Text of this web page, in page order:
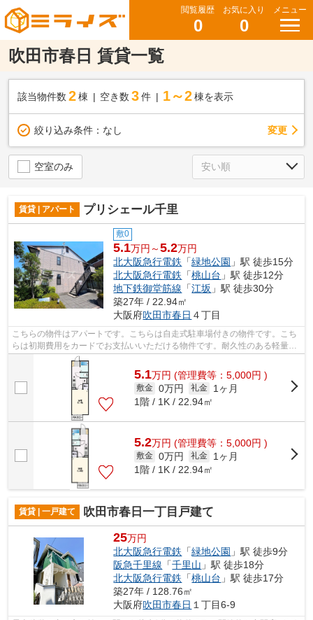
閲覧履歴
0
お気に入り
0
メニュー
吹田市春日 賃貸一覧
該当物件数 2棟 空き数 3 件 1～2 棟を表示
絞り込み条件： なし 変更
空室のみ
賃貸 | アパート プリシェール千里
敷0
5.1万円～5.2万円
北大阪急行電鉄 「緑地公園 」駅 徒歩15分
北大阪急行電鉄 「桃山台 」駅 徒歩12分
地下鉄御堂筋線 「江坂 」駅 徒歩30分
築27年 / 22.94㎡
大阪府吹田市春日 ４丁目
こちらの物件はアパートです。こちらは自走式駐車場付きの物件です。こち
らは初期費用をカードでお支払いいただける物件です。耐久性のある軽量鉄
骨構造の物件。より詳しい情報や内見...
5.1万円 (管理費等：5,000円 )
敷金 0万円 礼金
1ヶ月
1階 / 1K / 22.94㎡
5.2万円 (管理費等：5,000円 )
敷金 0万円 礼金
1ヶ月
1階 / 1K / 22.94㎡
賃貸 | 一戸建て 吹田市春日一丁目戸建て
25万円
北大阪急行電鉄 「緑地公園 」駅 徒歩9分
阪急千里線 「千里山 」駅 徒歩18分
北大阪急行電鉄 「桃山台 」駅 徒歩17分
築27年 / 128.76㎡
大阪府吹田市春日 １丁目6-9